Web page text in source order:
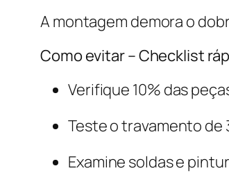
A montagem demora o
Como evitar – Checklist
Verifique 10% das
Teste o travamento de
Examine soldas e